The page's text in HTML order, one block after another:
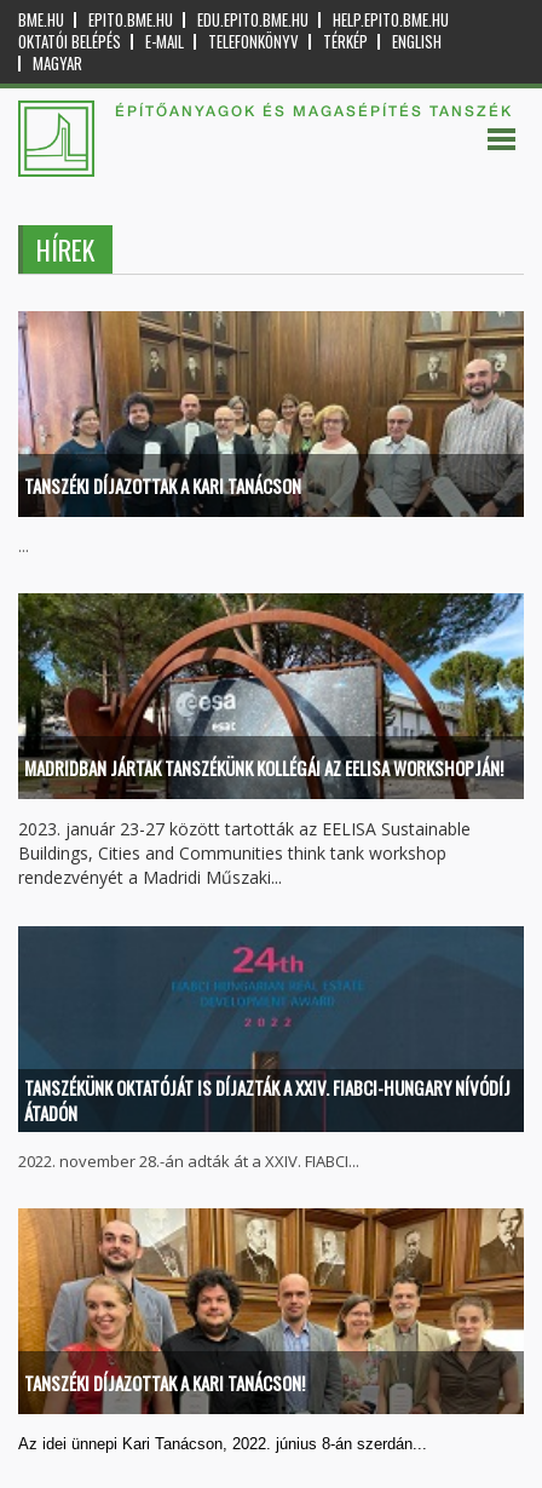
BME.HU EPITO.BME.HU EDU.EPITO.BME.HU
HELP.EPITO.BME.HU
OKTATÓI BELÉPÉS
E-MAIL TELEFONKÖNYV TÉRKÉP
ENGLISH
MAGYAR
ÉPÍTŐANYAGOK ÉS MAGASÉPÍTÉS TANSZÉK
HÍREK
TANSZÉKI DÍJAZOTTAK A KARI TANÁCSON
...
MADRIDBAN JÁRTAK TANSZÉKÜNK KOLLÉGÁI AZ EELISA WORKSHOPJÁN!
2023. január 23-27 között tartották az EELISA Sustainable
Buildings, Cities and Communities think tank workshop
rendezvényét a Madridi Műszaki...
TANSZÉKÜNK OKTATÓJÁT IS DÍJAZTÁK A XXIV. FIABCI-HUNGARY NÍVÓDÍJ
ÁTADÓN
2022. november 28.-án adták át a XXIV. FIABCI...
TANSZÉKI DÍJAZOTTAK A KARI TANÁCSON!
Az idei ünnepi Kari Tanácson, 2022. június 8-án szerdán...